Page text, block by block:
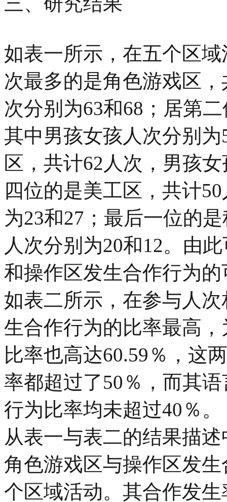
如表一所示，在五个区
次最多的是角色游戏区
次分别为63和68；居第
其中男孩女孩人次分别
区，共计62人次，男孩
四位的是美工区，共计
为23和27；最后一位的
人次分别为20和12。由
和操作区发生合作行为
如表二所示，在参与人
生合作行为的比率最高
比率也高达60.59％，这
率都超过了50％，而其
行为比率均未超过40％。
从表一与表二的结果描
角色游戏区与操作区发
个区域活动。其合作发